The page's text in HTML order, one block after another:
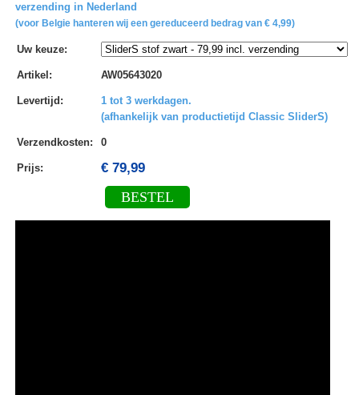
verzending in Nederland
(voor Belgie hanteren wij een gereduceerd bedrag van € 4,99)
Uw keuze:
Artikel : AW05643020
Levertijd :
1 tot 3 werkdagen.
(afhankelijk van productietijd Classic SliderS)
Verzendkosten: 0
Prijs: € 79,99
BESTEL